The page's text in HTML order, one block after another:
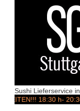
Sushi Lieferservice
18:30 h- 20:30h!!!